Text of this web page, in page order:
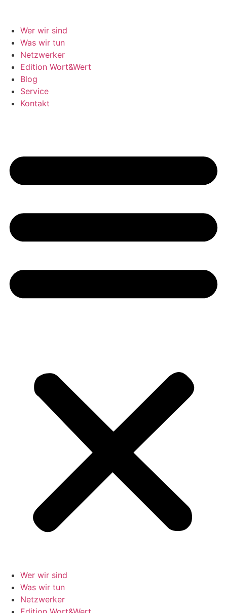
Wer wir sind
Was wir tun
Netzwerker
Edition Wort&Wert
Blog
Service
Kontakt
Wer wir sind
Was wir tun
Netzwerker